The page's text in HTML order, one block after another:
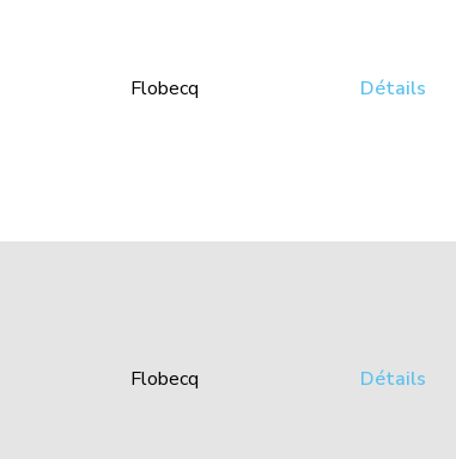
Flobecq Détails
Flobecq Détails